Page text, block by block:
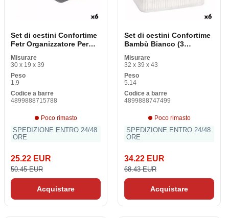
Set di cestini Confortime
Fetr Organizzatore Per
pezzi)
Misurare
30 x 19 x 39
Peso
1.9
Codice a barre
4899888715788
Poco rimasto
SPEDIZIONE ENTRO 24/48
ORE
25.22 EUR
50.45 EUR
Acquistare
Set di cestini Confortime
Bambù Bianco (3
Misurare
32 x 39 x 43
Peso
5.14
Codice a barre
4899888747499
Poco rimasto
SPEDIZIONE ENTRO 24/48
ORE
34.22 EUR
68.43 EUR
Acquistare